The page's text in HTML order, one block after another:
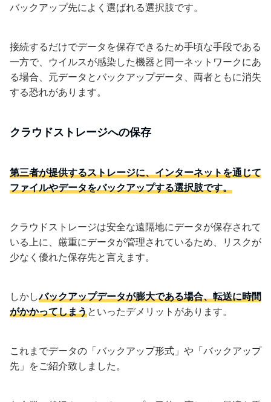
バックアップ先によく選ばれる選択肢です。
接続するだけでデータを保存できるため手頃な手段である
一方で、ウイルスが感染した機器と同一ネットワークにあ
る場合、元データとバックアップデータ、両者ともに消失
する恐れがあります。
クラウドストレージへの保存
第三者が提供するストレージに、インターネットを通じて
ファイルやデータをバックアップする選択肢です。
クラウドストレージは安全な遠隔地にデータが保存されて
いる上に、厳重にデータが管理されているため、リスクが
少なく優れた保存先と言えます。
しかしバックアップデータが膨大である場合、転送に時間
がかかってしまうといったデメリットがあります。
これまでデータの「バックアップ形式」や「バックアップ
先」をご紹介致しました。